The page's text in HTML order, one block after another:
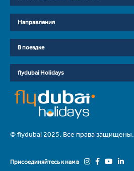
Направления
В поездке
flydubai Holidays
© flydubai 2025. Все права защищены.
Присоединяйтесь к нам в